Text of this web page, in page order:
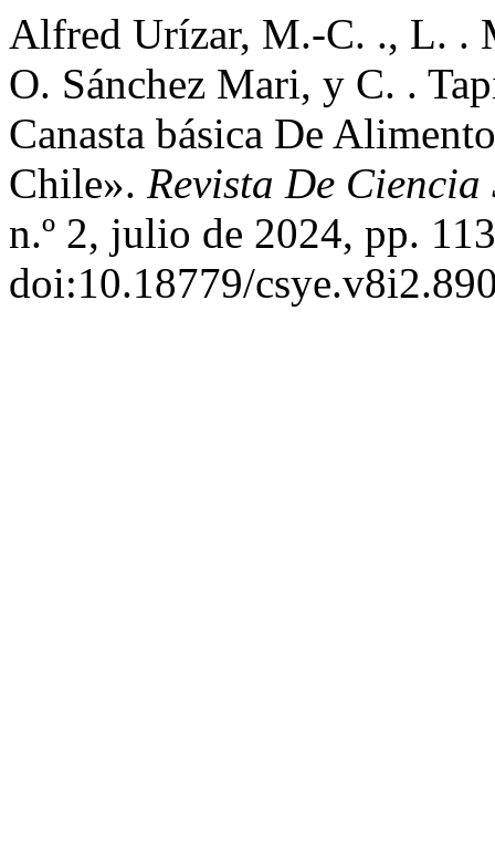
Alfred Urízar, M.-C. ., L. .
O. Sánchez Mari, y C. .
Canasta básica De
Chile». Revista De Ciencia
n.º 2, julio de 2024, pp.
doi:10.18779/